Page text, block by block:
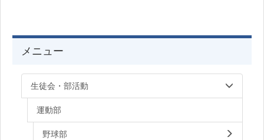
メニュー
生徒会・部活動
運動部
野球部